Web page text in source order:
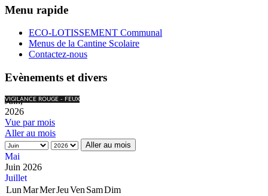
Menu rapide
ECO-LOTISSEMENT Communal
Menus de la Cantine Scolaire
Contactez-nous
Evènements et divers
VIGILANCE ROUGE - FEUX
Juin,
2026
Vue par mois
Aller au mois
Aller au mois
Mai
Juin 2026
Juillet
LunMarMerJeuVen SamDim